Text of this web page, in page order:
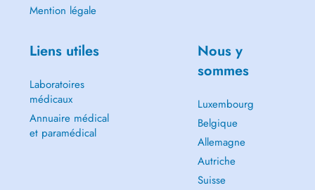
Mention légale
Liens utiles
Laboratoires
médicaux
Annuaire médical
et paramédical
Nous y
sommes
Luxembourg
Belgique
Allemagne
Autriche
Suisse